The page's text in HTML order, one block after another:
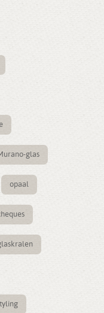
glas
opaal